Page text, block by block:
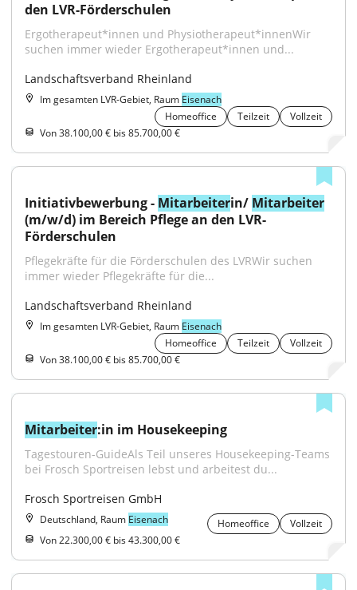
den LVR-Förderschulen
Ergotherapeut*innen und Physiotherapeut*innenWir
suchen immer wieder Ergotherapeut*innen und...
Landschaftsverband Rheinland
Im gesamten LVR-Gebiet, Raum Eisenach
Homeoffice
Teilzeit
Vollzeit
Von 38.100,00 € bis 85.700,00 €
Initiativbewerbung - Mitarbeiterin/ Mitarbeiter
(m/w/d) im Bereich Pflege an den LVR-
Förderschulen
Pflegekräfte für die Förderschulen des LVRWir suchen
immer wieder Pflegekräfte für die...
Landschaftsverband Rheinland
Im gesamten LVR-Gebiet, Raum Eisenach
Homeoffice
Teilzeit
Vollzeit
Von 38.100,00 € bis 85.700,00 €
Mitarbeiter:in im Housekeeping
Tagestouren-GuideAls Teil unseres Housekeeping-Teams
bei Frosch Sportreisen lebst und arbeitest du...
Frosch Sportreisen GmbH
Deutschland, Raum Eisenach Homeoffice
Vollzeit
Von 22.300,00 € bis 43.300,00 €